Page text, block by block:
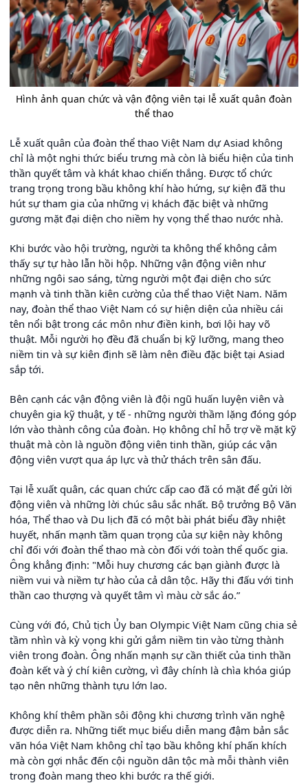
Hình ảnh quan chức và vận động viên tại lễ xuất quân đoàn
thể thao
Lễ xuất quân của đoàn thể thao Việt Nam dự Asiad không
chỉ là một nghi thức biểu trưng mà còn là biểu hiện của tinh
thần quyết tâm và khát khao chiến thắng. Được tổ chức
trang trọng trong bầu không khí hào hứng, sự kiện đã thu
hút sự tham gia của những vị khách đặc biệt và những
gương mặt đại diện cho niềm hy vọng thể thao nước nhà.
Khi bước vào hội trường, người ta không thể không cảm
thấy sự tự hào lẫn hồi hộp. Những vận động viên như
những ngôi sao sáng, từng người một đại diện cho sức
mạnh và tinh thần kiên cường của thể thao Việt Nam. Năm
nay, đoàn thể thao Việt Nam có sự hiện diện của nhiều cái
tên nổi bật trong các môn như điền kinh, bơi lội hay võ
thuật. Mỗi người họ đều đã chuẩn bị kỹ lưỡng, mang theo
niềm tin và sự kiên định sẽ làm nên điều đặc biệt tại Asiad
sắp tới.
Bên cạnh các vận động viên là đội ngũ huấn luyện viên và
chuyên gia kỹ thuật, y tế - những người thầm lặng đóng góp
lớn vào thành công của đoàn. Họ không chỉ hỗ trợ về mặt kỹ
thuật mà còn là nguồn động viên tinh thần, giúp các vận
động viên vượt qua áp lực và thử thách trên sân đấu.
Tại lễ xuất quân, các quan chức cấp cao đã có mặt để gửi lời
động viên và những lời chúc sâu sắc nhất. Bộ trưởng Bộ Văn
hóa, Thể thao và Du lịch đã có một bài phát biểu đầy nhiệt
huyết, nhấn mạnh tầm quan trọng của sự kiện này không
chỉ đối với đoàn thể thao mà còn đối với toàn thể quốc gia.
Ông khẳng định: "Mỗi huy chương các bạn giành được là
niềm vui và niềm tự hào của cả dân tộc. Hãy thi đấu với tinh
thần cao thượng và quyết tâm vì màu cờ sắc áo.”
Cùng với đó, Chủ tịch Ủy ban Olympic Việt Nam cũng chia sẻ
tầm nhìn và kỳ vọng khi gửi gắm niềm tin vào từng thành
viên trong đoàn. Ông nhấn mạnh sự cần thiết của tinh thần
đoàn kết và ý chí kiên cường, vì đây chính là chìa khóa giúp
tạo nên những thành tựu lớn lao.
Không khí thêm phần sôi động khi chương trình văn nghệ
được diễn ra. Những tiết mục biểu diễn mang đậm bản sắc
văn hóa Việt Nam không chỉ tạo bầu không khí phấn khích
mà còn gợi nhắc đến cội nguồn dân tộc mà mỗi thành viên
trong đoàn mang theo khi bước ra thế giới.